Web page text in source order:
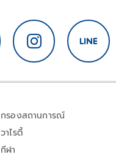
กรองสถานการณ์
วาไรตี้
กีฬา